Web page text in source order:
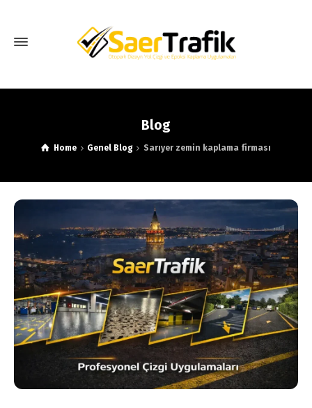
Blog
Home Genel Blog Sarıyer zemin kaplama firması